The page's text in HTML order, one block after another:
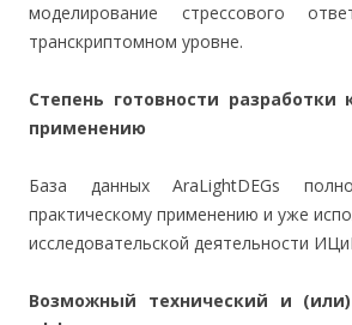
моделирование стрессового
транскриптомном уровне.
Степень готовности разработки
применению
База данных AraLightDEGs
практическому применению и уже
исследовательской деятельности
Возможный технический и